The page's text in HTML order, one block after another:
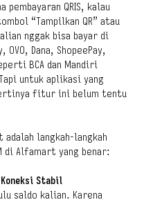
QRIS, kalau
“Tampilkan QR” atau
nggak bisa bayar di
Dana, ShopeePay,
BCA dan Mandiri
untuk aplikasi yang
fitur ini belum tentu
langkah-langkah
di Alfamart yang benar:
Stabil
saldo kalian. Karena